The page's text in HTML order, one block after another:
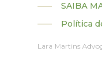
SAIBA
Política
Lara Martins